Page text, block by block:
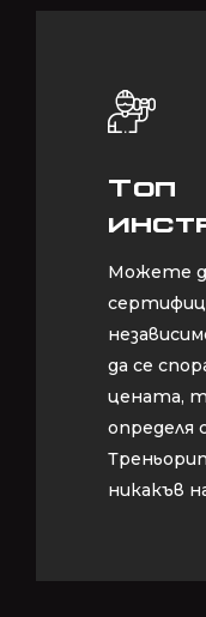
Топ
Можете
да се
цената,
определя
никакъв
Можете
да
цената,
никакъв